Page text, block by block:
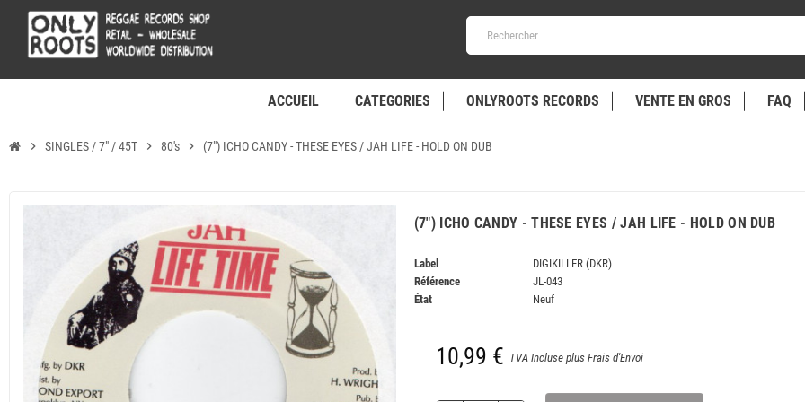
ACCUEIL CATEGORIES ONLYROOTS RECORDS VENTE EN GROS FAQ
chevron_right SINGLES / 7" / 45T chevron_right 80's chevron_right (7") ICHO CANDY - THESE EYES / JAH LIFE - HOLD ON DUB
(7") ICHO CANDY - THESE EYES / JAH LIFE - HOLD ON DUB
Label
DIGIKILLER (DKR)
Référence
JL-043
État
Neuf
10,99 € TVA Incluse plus Frais d'Envoi